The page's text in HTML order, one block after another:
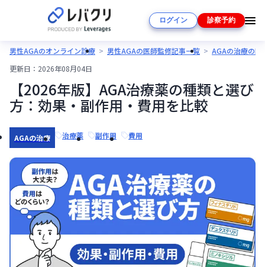
ログイン 診察予約
男性AGAのオンライン診療 男性AGAの医師監修記事一覧
AGAの治療の医
更新日： 2026年08月04日
【2026年版】AGA治療薬の種類と選び
方：効果・副作用・費用を比較
AGAの治療 治療薬 副作用 費用